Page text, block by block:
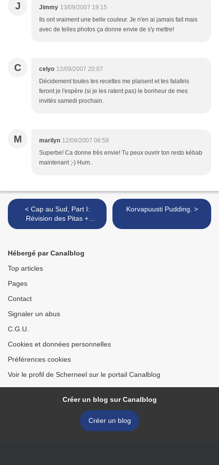
J Jimmy 13/09/2007 19:15
Ils ont vraiment une belle couleur. Je n'en ai jamais fait mais
avec de telles photos ça donne envie de s'y mettre!
C celyo 12/09/2007 20:07
Décidement toutes tes recettes me plaisent et tes falafels
feront je l'espère (si je les ratent pas) le bonheur de mes
invités samedi prochain.
M marilyn 12/09/2007 08:58
Superbe! Ca donne très envie! Tu peux ouvrir ton resto kébab
maintenant ;-) Hum..
< Cap au Sud, Part I:
Révision des Pitas +
Zaalouk.
Korvapuusti Pudding. >
Hébergé par Canalblog
Top articles
Pages
Contact
Signaler un abus
C.G.U.
Cookies et données personnelles
Préférences cookies
Voir le profil de Scherneel sur le portail Canalblog
Créer un blog sur Canalblog
Créer un blog